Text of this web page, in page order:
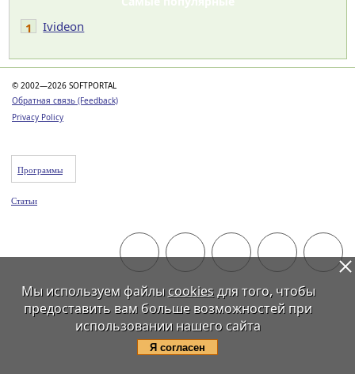
1 Ivideon
© 2002—2026 SOFTPORTAL
Обратная связь (Feedback)
Privacy Policy
Программы
Статьи
Мы используем файлы cookiesдля того, чтобы
предоставить вам больше возможностей при
использовании нашего сайта